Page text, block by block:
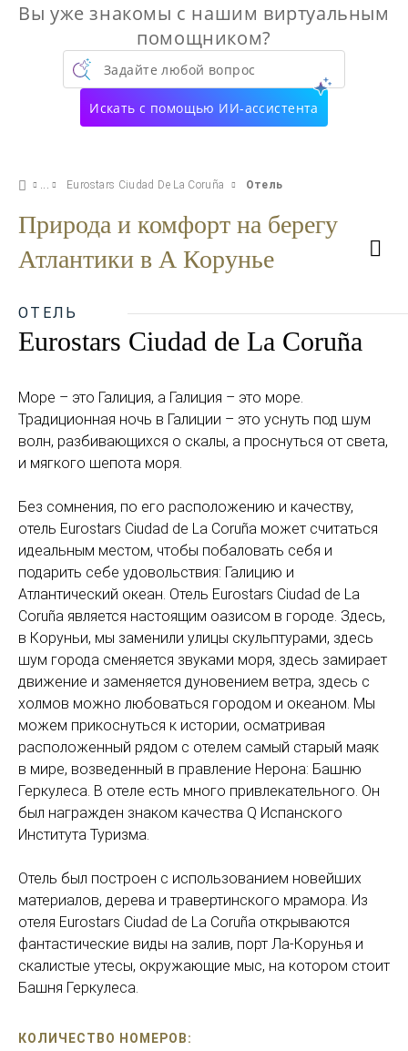
Вы уже знакомы с нашим виртуальным
помощником?
Задайте любой вопрос
Искать с помощью ИИ-ассистента
Eurostars Ciudad De La Coruña Отель
Природа и комфорт на берегу
Атлантики в А Корунье
ОТЕЛЬ
Eurostars Ciudad de La Coruña
Море – это Галиция, а Галиция – это море.
Традиционная ночь в Галиции – это уснуть под шум
волн, разбивающихся о скалы, а проснуться от света,
и мягкого шепота моря.
Без сомнения, по его расположению и качеству,
отель Eurostars Ciudad de La Coruña может считаться
идеальным местом, чтобы побаловать себя и
подарить себе удовольствия: Галицию и
Атлантический океан. Отель Eurostars Ciudad de La
Coruña является настоящим оазисом в городе. Здесь,
в Коруньи, мы заменили улицы скульптурами, здесь
шум города сменяется звуками моря, здесь замирает
движение и заменяется дуновением ветра, здесь с
холмов можно любоваться городом и океаном. Мы
можем прикоснуться к истории, осматривая
расположенный рядом с отелем самый старый маяк
в мире, возведенный в правление Нерона: Башню
Геркулеса. В отеле есть много привлекательного. Он
был награжден знаком качества Q Испанского
Института Туризма.
Отель был построен с использованием новейших
материалов, дерева и травертинского мрамора. Из
отеля Eurostars Ciudad de La Coruña открываются
фантастические виды на залив, порт Ла-Корунья и
скалистые утесы, окружающие мыс, на котором стоит
Башня Геркулеса.
КОЛИЧЕСТВО НОМЕРОВ: